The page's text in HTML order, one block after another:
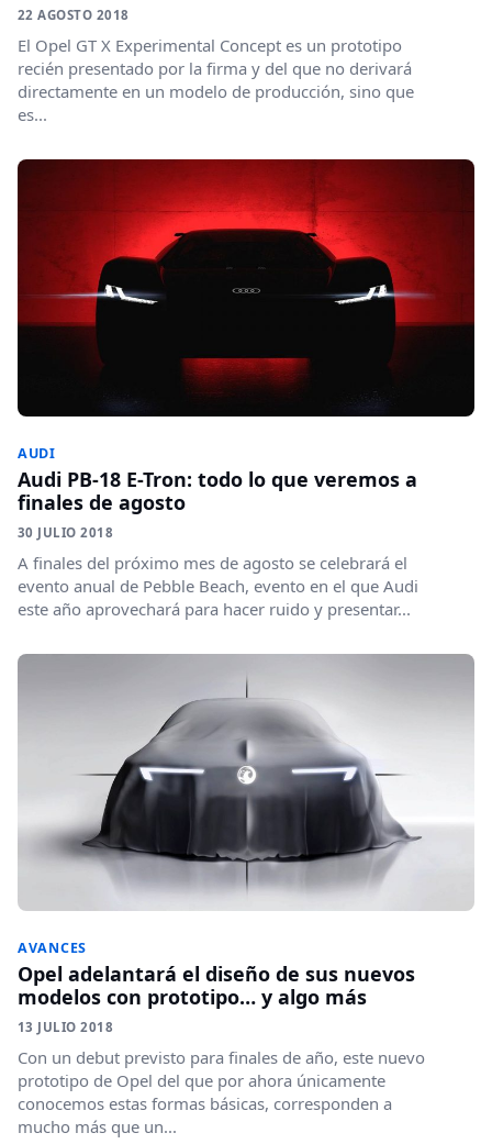
22 AGOSTO 2018
El Opel GT X Experimental Concept es un prototipo
recién presentado por la firma y del que no derivará
directamente en un modelo de producción, sino que
es...
AUDI
Audi PB-18 E-Tron: todo lo que veremos a
finales de agosto
30 JULIO 2018
A finales del próximo mes de agosto se celebrará el
evento anual de Pebble Beach, evento en el que Audi
este año aprovechará para hacer ruido y presentar...
AVANCES
Opel adelantará el diseño de sus nuevos
modelos con prototipo… y algo más
13 JULIO 2018
Con un debut previsto para finales de año, este nuevo
prototipo de Opel del que por ahora únicamente
conocemos estas formas básicas, corresponden a
mucho más que un...